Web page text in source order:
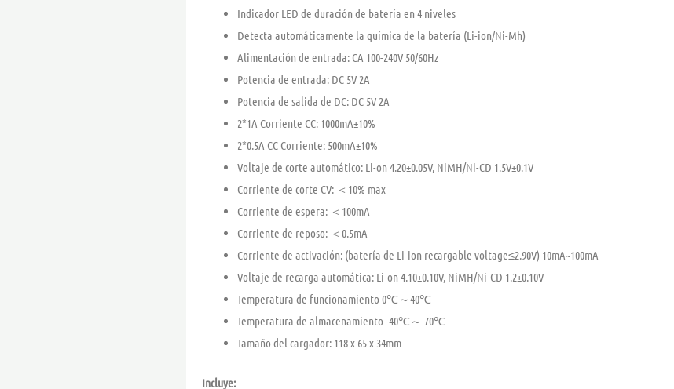
Indicador LED de duración de batería en 4 niveles
Detecta automáticamente la química de la batería (Li-ion/Ni-Mh)
Alimentación de entrada: CA 100-240V 50/60Hz
Potencia de entrada: DC 5V 2A
Potencia de salida de DC: DC 5V 2A
2*1A Corriente CC: 1000mA±10%
2*0.5A CC Corriente: 500mA±10%
Voltaje de corte automático: Li-on 4.20±0.05V, NiMH/Ni-CD 1.5V±0.1V
Corriente de corte CV: ＜10% max
Corriente de espera: ＜100mA
Corriente de reposo: ＜0.5mA
Corriente de activación: (batería de Li-ion recargable voltage≤2.90V) 10mA~100mA
Voltaje de recarga automática: Li-on 4.10±0.10V, NiMH/Ni-CD 1.2±0.10V
Temperatura de funcionamiento 0℃～40℃
Temperatura de almacenamiento -40℃～ 70℃
Tamaño del cargador: 118 x 65 x 34mm
Incluye: